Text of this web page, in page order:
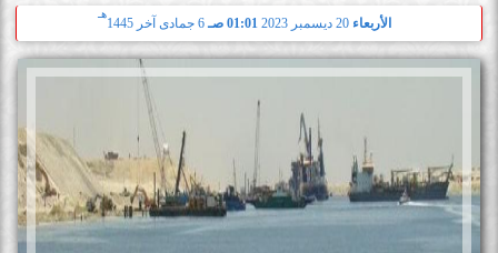
الأربعاء 01:01 صـ 6 جمادى آخر 1445
هـ